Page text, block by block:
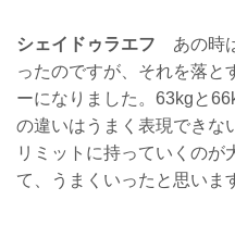
シェイドゥラエフ あの時
ったのですが、それを落と
ーになりました。63kgと
の違いはうまく表現できな
リミットに持っていくのが
て、うまくいったと思いま